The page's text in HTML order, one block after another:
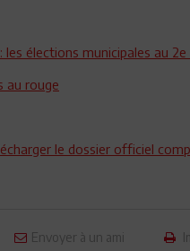
élections municipales au
au rouge
le dossier officiel
Envoyer à un ami